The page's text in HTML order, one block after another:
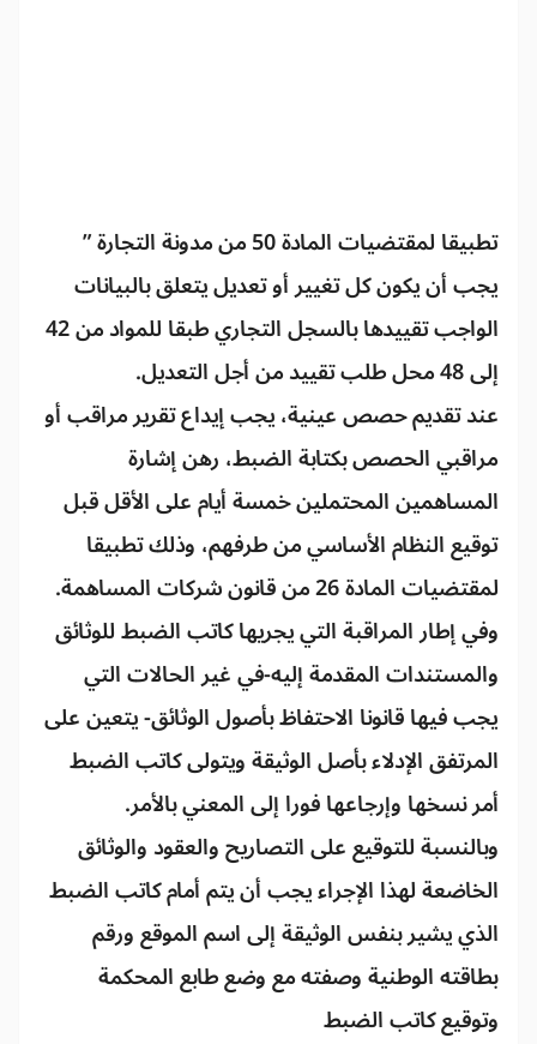
تطبيقا لمقتضيات المادة 50 من مدونة التجارة ”
يجب أن يكون كل تغيير أو تعديل يتعلق بالبيانات
الواجب تقييدها بالسجل التجاري طبقا للمواد من 42
إلى 48 محل طلب تقييد من أجل التعديل.
عند تقديم حصص عينية، يجب إيداع تقرير مراقب أو
مراقبي الحصص بكتابة الضبط، رهن إشارة
المساهمين المحتملين خمسة أيام على الأقل قبل
توقيع النظام الأساسي من طرفهم، وذلك تطبيقا
لمقتضيات المادة 26 من قانون شركات المساهمة.
وفي إطار المراقبة التي يجريها كاتب الضبط للوثائق
والمستندات المقدمة إليه-في غير الحالات التي
يجب فيها قانونا الاحتفاظ بأصول الوثائق- يتعين على
المرتفق الإدلاء بأصل الوثيقة ويتولى كاتب الضبط
أمر نسخها وإرجاعها فورا إلى المعني بالأمر.
وبالنسبة للتوقيع على التصاريح والعقود والوثائق
الخاضعة لهذا الإجراء يجب أن يتم أمام كاتب الضبط
الذي يشير بنفس الوثيقة إلى اسم الموقع ورقم
بطاقته الوطنية وصفته مع وضع طابع المحكمة
وتوقيع كاتب الضبط